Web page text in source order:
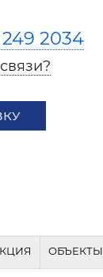
2034
ОБЪЕКТЫ